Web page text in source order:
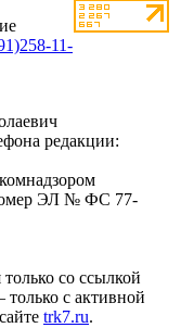
11-
редакции:
ЭЛ № ФС 77-
со ссылкой
с активной
trk7.ru.